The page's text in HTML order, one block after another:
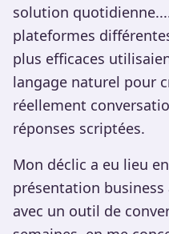
solution
plateformes
plus efficaces
langage naturel pour
réellement
réponses scriptées.
Mon déclic a eu lieu
présentation business
avec un outil de